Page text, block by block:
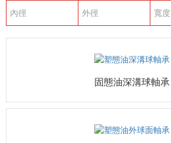
固態油深溝球軸承